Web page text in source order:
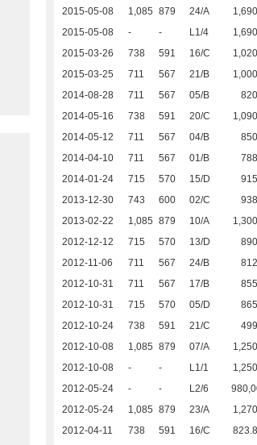
2015-05-08
1,085 879 24/A
2015-05-08
- - L1/4
2015-03-26
738 591 16/C
2015-03-25
711 567 21/B
2014-08-28
711 567 05/B
2014-05-16
738 591 20/C
2014-05-12
711 567 04/B
2014-04-10
711 567 01/B
2014-01-24
715 570 15/D
2013-12-30
743 600 02/C
2013-02-22
1,085 879 10/A
2012-12-12
715 570 13/D
2012-11-06
711 567 24/B
2012-10-31
711 567 17/B
2012-10-31
715 570 05/D
2012-10-24
738 591 21/C
2012-10-08
1,085 879 07/A
2012-10-08
- - L1/1
2012-05-24
- - L2/6
2012-05-24
1,085 879 23/A
2012-04-11
738 591 16/C